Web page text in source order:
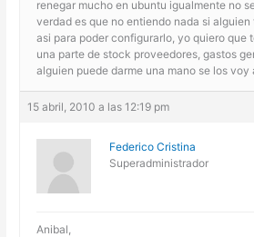
renegar mucho en ubuntu igualmente no
verdad es que no entiendo nada si
asi para poder configurarlo, yo quiero que
una parte de stock proveedores, gastos
alguien puede darme una mano se los voy
15 abril, 2010 a las 12:19 pm
Federico Cristina
Superadministrador
Anibal,